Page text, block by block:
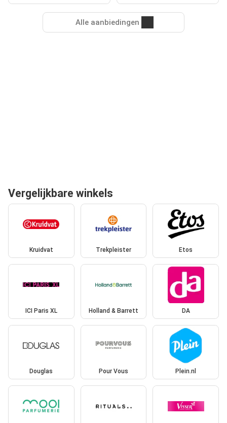
Alle aanbiedingen
Vergelijkbare winkels
Kruidvat Trekpleister Etos
ICI Paris XL Holland & Barrett DA
Douglas Pour Vous Plein.nl